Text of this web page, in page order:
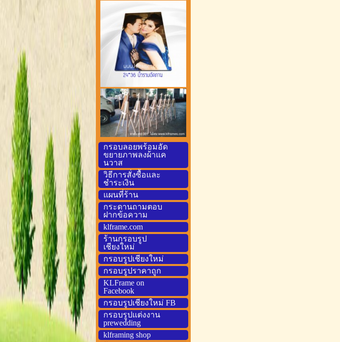
กรอบลอยพร้อมอัด
ขยายภาพลงผ้าแค
นวาส
วิธีการสั่งซื้อและ
ชำระเงิน
แผนที่ร้าน
กระดานถามตอบ
ฝากข้อความ
klframe.com
ร้านกรอบรูป
เชียงใหม่
กรอบรูปเชียงใหม่
กรอบรูปราคาถูก
KLFrame on
Facebook
กรอบรูปเชียงใหม่ FB
กรอบรูปแต่งงาน
prewedding
klframing shop